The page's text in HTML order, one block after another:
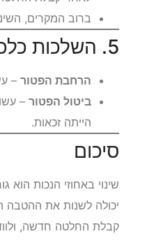
ברוב המקרים,
5. השלכות כלכליות
הרחבת הפטור –
ביטול הפטור –
הייתה זכאות.
סיכום
שינוי באחוזי הנכות
יכולה לשנות את ההטבה
קבלת החלטה חדשה,